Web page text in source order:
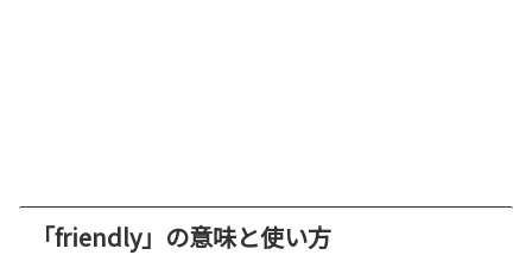
「friendly」の意味と使い方